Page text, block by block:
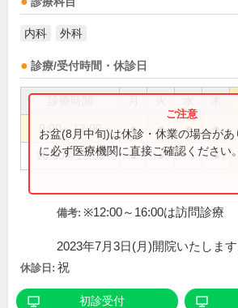
内科 外科
診療/受付時間・休診日
9:00～12:00 ● ● ● ●
16:00～19:00 ● ● ●
お盆(8月中旬)は休診・休業の場合が
に必ず医療機関に直接ご確認ください。
備考: ※12:00～16:00は訪問診療
2023年7月3日(月)開院いたします
休診日: 祝
初診受付